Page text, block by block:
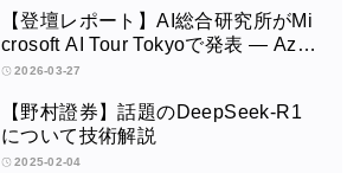
【登壇レポート】AI総合研究所がMi
crosoft AI Tour Tokyoで発表 ― Azur
e OpenAI × Fabric × TeamsによるAI
2026-03-27
【野村證券】話題のDeepSeek-R1
について技術解説
2025-02-04